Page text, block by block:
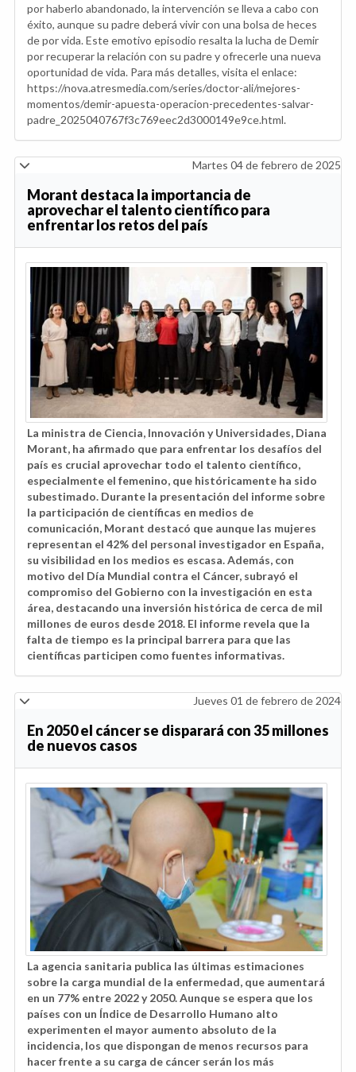
por haberlo abandonado, la intervención se lleva a cabo con
éxito, aunque su padre deberá vivir con una bolsa de heces
de por vida. Este emotivo episodio resalta la lucha de Demir
por recuperar la relación con su padre y ofrecerle una nueva
oportunidad de vida. Para más detalles, visita el enlace:
https://nova.atresmedia.com/series/doctor-ali/mejores-
momentos/demir-apuesta-operacion-precedentes-salvar-
padre_2025040767f3c769eec2d3000149e9ce.html.
Martes 04 de febrero de 2025
Morant destaca la importancia de
aprovechar el talento científico para
enfrentar los retos del país
La ministra de Ciencia, Innovación y Universidades, Diana
Morant, ha afirmado que para enfrentar los desafíos del
país es crucial aprovechar todo el talento científico,
especialmente el femenino, que históricamente ha sido
subestimado. Durante la presentación del informe sobre
la participación de científicas en medios de
comunicación, Morant destacó que aunque las mujeres
representan el 42% del personal investigador en España,
su visibilidad en los medios es escasa. Además, con
motivo del Día Mundial contra el Cáncer, subrayó el
compromiso del Gobierno con la investigación en esta
área, destacando una inversión histórica de cerca de mil
millones de euros desde 2018. El informe revela que la
falta de tiempo es la principal barrera para que las
científicas participen como fuentes informativas.
Jueves 01 de febrero de 2024
En 2050 el cáncer se disparará con 35 millones
de nuevos casos
La agencia sanitaria publica las últimas estimaciones
sobre la carga mundial de la enfermedad, que aumentará
en un 77% entre 2022 y 2050. Aunque se espera que los
países con un Índice de Desarrollo Humano alto
experimenten el mayor aumento absoluto de la
incidencia, los que dispongan de menos recursos para
hacer frente a su carga de cáncer serán los más